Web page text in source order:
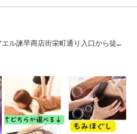
ル諫早商店街栄町通り入口から徒歩